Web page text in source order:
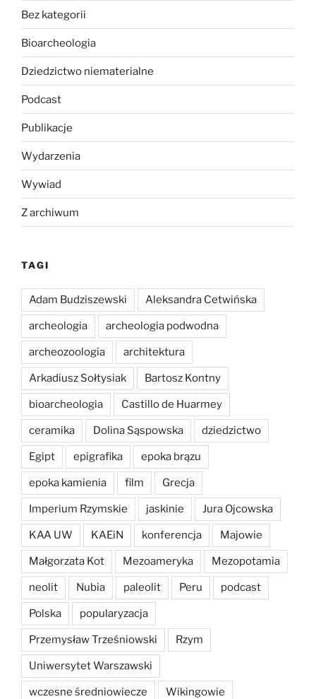
Bez kategorii
Bioarcheologia
Dziedzictwo niematerialne
Podcast
Publikacje
Wydarzenia
Wywiad
Z archiwum
TAGI
Adam Budziszewski Aleksandra Cetwińska
archeologia archeologia podwodna
archeozoologia architektura
Arkadiusz Sołtysiak Bartosz Kontny
bioarcheologia Castillo de Huarmey
ceramika Dolina Sąspowska dziedzictwo
Egipt epigrafika epoka brązu
epoka kamienia film Grecja
Imperium Rzymskie jaskinie Jura Ojcowska
KAA UW KAEiN konferencja Majowie
Małgorzata Kot Mezoameryka Mezopotamia
neolit Nubia paleolit Peru podcast
Polska popularyzacja
Przemysław Trześniowski Rzym
Uniwersytet Warszawski
wczesne średniowiecze Wikingowie